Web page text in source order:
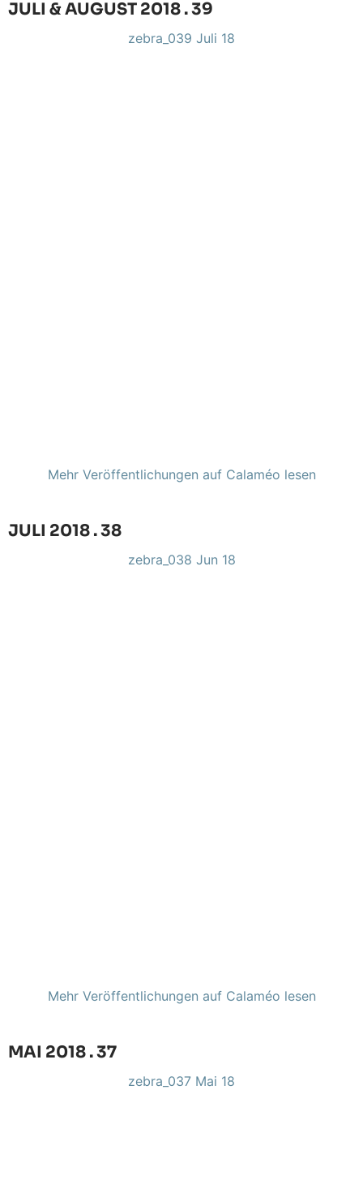
JULI & AUGUST 2018 . 39
zebra_039 Juli 18
Mehr Veröffentlichungen auf Calaméo lesen
JULI 2018 . 38
zebra_038 Jun 18
Mehr Veröffentlichungen auf Calaméo lesen
MAI 2018 . 37
zebra_037 Mai 18